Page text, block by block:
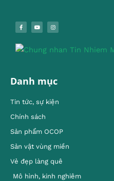
Danh mục
Tin tức, sự kiện
Chính sách
Sản phẩm OCOP
Sản vật vùng miền
Vẻ đẹp làng quê
Mô hình, kinh nghiêm